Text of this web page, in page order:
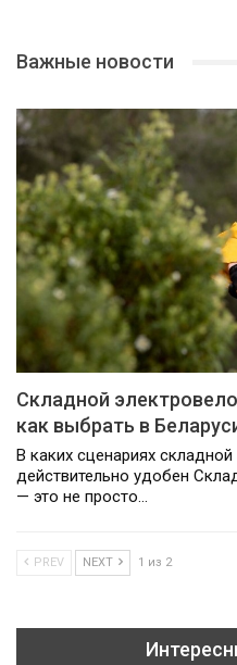
Важные новости
Складной
как выбрать в
В каких сценариях
действительно удобен
— это не просто…
PREV NEXT 1 из 2